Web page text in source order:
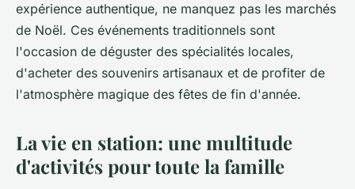
expérience authentique, ne manquez pas les marchés
de Noël. Ces événements traditionnels sont
l'occasion de déguster des spécialités locales,
d'acheter des souvenirs artisanaux et de profiter de
l'atmosphère magique des fêtes de fin d'année.
La vie en station: une multitude
d'activités pour toute la famille